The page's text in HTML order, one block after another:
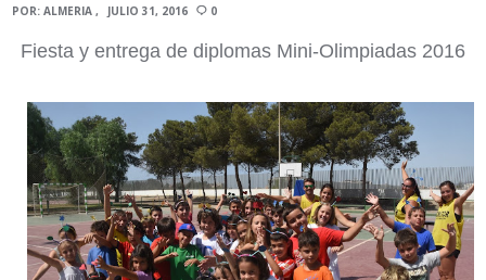
POR:ALMERIA JULIO 31, 2016 0
Fiesta y entrega de diplomas Mini-Olimpiadas 2016